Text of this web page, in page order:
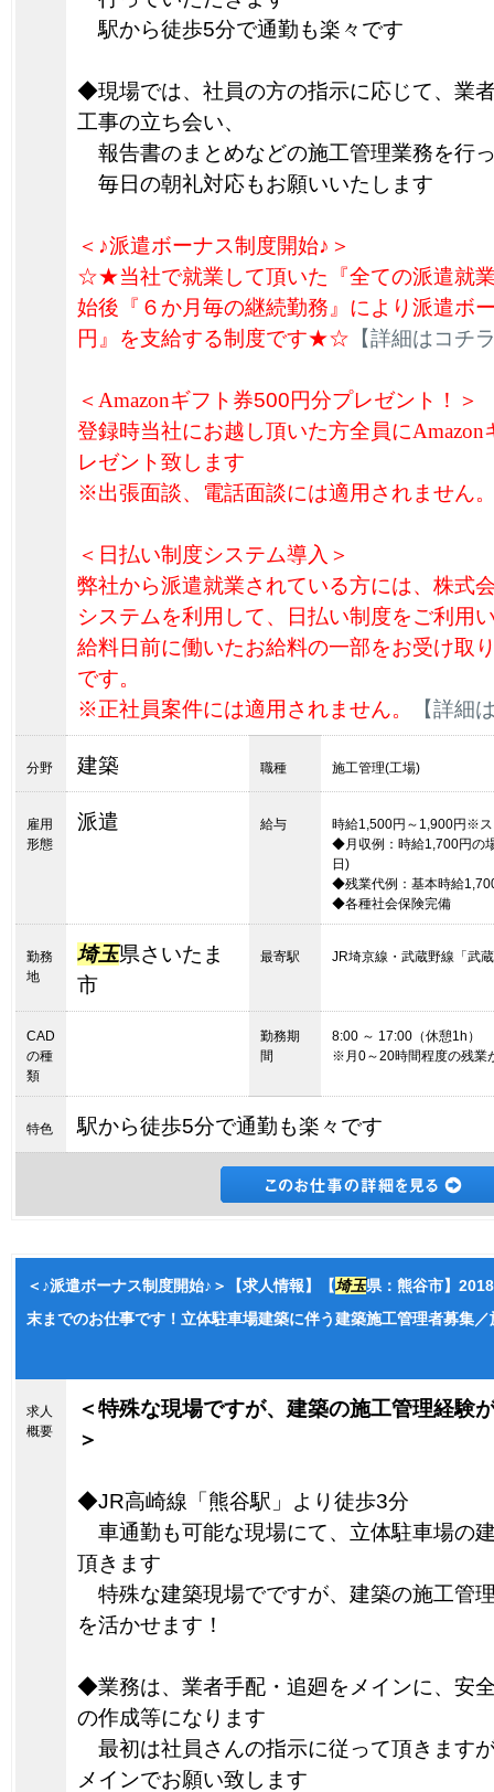
駅から徒歩5分で通勤も楽々です
◆現場では、社員の方の指示に応じて、業
工事の立ち会い、
報告書のまとめなどの施工管理業務を行
毎日の朝礼対応もお願いいたします
＜♪派遣ボーナス制度開始♪＞
☆★当社で就業して頂いた『全ての派遣就
始後『６か月毎の継続勤務』により派遣ボ
円』を支給する制度です★☆ 【詳細はコチ
＜ Amazonギフト券500円分プレゼント！＞
登録時当社にお越し頂いた方全員にAmazon
レゼント致します
※出張面談、電話面談には適用されません
＜日払い制度システム導入＞
弊社から派遣就業されている方には、株式
システムを利用して、日払い制度をご利用
給料日前に働いたお給料の一部をお受け取
です。
※正社員案件には適用されません。
【詳細
分野 建築 職種 施工管理(工場)
雇用
形態
派遣 給与
時給1,500円～1,900円※
◆月収例：時給1,700円の
日)
◆残業代例：基本時給
◆各種社会保険完備
勤務
地
埼玉県さいたま
市
最寄駅 JR埼京線・武蔵野線「武
CAD
の種
類
勤務期
間
8:00 ～ 17:00（休憩1h）
※月0～20時間程度の残業
特色 駅から徒歩5分で通勤も楽々です
＜♪派遣ボーナス制度開始♪＞【求人情報】【埼玉県：熊谷市】
末までのお仕事です！立体駐車場建築に伴う建築施工管理者募集
求人
概要
＜特殊な現場ですが、建築の施工管理経験
＞
◆JR高崎線「熊谷駅」より徒歩3分
車通勤も可能な現場にて、立体駐車場の
頂きます
特殊な建築現場でですが、建築の施工管
を活かせます！
◆業務は、業者手配・追廻をメインに、安
の作成等になります
最初は社員さんの指示に従って頂きます
メインでお願い致します